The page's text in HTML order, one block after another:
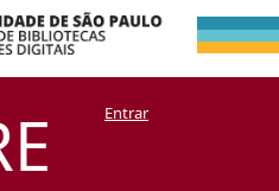
Acervo
+ CoriscoEntrar